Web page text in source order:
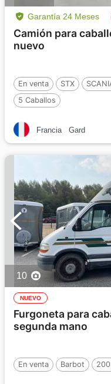
Garantía 24 Meses
Camión para
nuevo
En venta STX
5 Caballos
Francia Gard
10
NUEVO
Furgoneta para
segunda mano
En venta Barbot